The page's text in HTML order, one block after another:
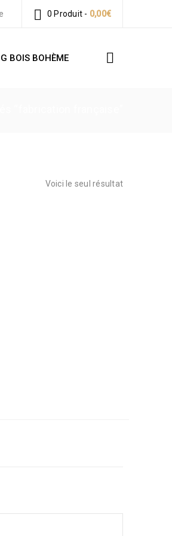
0 Produit - 0,00€
BOIS BOHÈME
Voici le seul résultat